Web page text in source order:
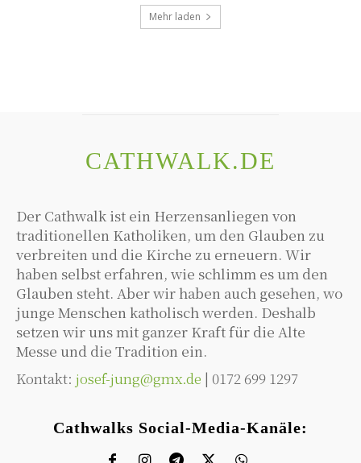
Mehr laden
CATHWALK.DE
Der Cathwalk ist ein Herzensanliegen von
traditionellen Katholiken, um den Glauben zu
verbreiten und die Kirche zu erneuern. Wir
haben selbst erfahren, wie schlimm es um den
Glauben steht. Aber wir haben auch gesehen, wo
junge Menschen katholisch werden. Deshalb
setzen wir uns mit ganzer Kraft für die Alte
Messe und die Tradition ein.
Kontakt: josef-jung@gmx.de | 0172 699 1297
Cathwalks Social-Media-Kanäle: